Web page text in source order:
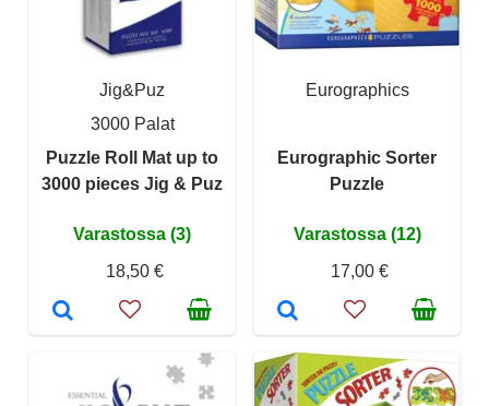
Jig&Puz
3000 Palat
Puzzle Roll Mat up to
3000 pieces Jig & Puz
Varastossa (3)
18,50 €
Eurographics
Eurographic Sorter
Puzzle
Varastossa (12)
17,00 €